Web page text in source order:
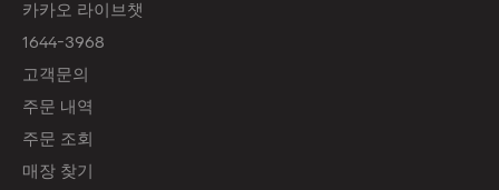
카카오 라이브챗
1644-3968
고객문의
주문 내역
주문 조회
매장 찾기